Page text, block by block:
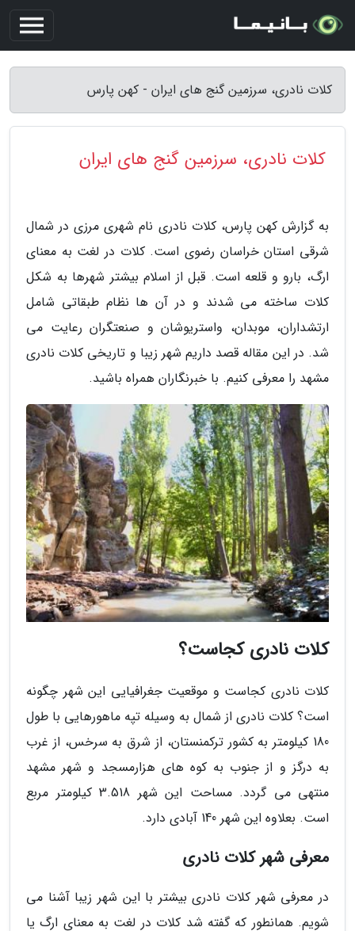
کلات نادری، سرزمین گنج های ایران - کهن پارس
کلات نادری، سرزمین گنج های ایران
به گزارش کهن پارس، کلات نادری نام شهری مرزی در شمال
شرقی استان خراسان رضوی است. کلات در لغت به معنای
ارگ، بارو و قلعه است. قبل از اسلام بیشتر شهرها به شکل
کلات ساخته می شدند و در آن ها نظام طبقاتی شامل
ارتشداران، موبدان، واستریوشان و صنعتگران رعایت می
شد. در این مقاله قصد داریم شهر زیبا و تاریخی کلات نادری
مشهد را معرفی کنیم. با خبرنگاران همراه باشید.
کلات نادری کجاست؟
کلات نادری کجاست و موقعیت جغرافیایی این شهر چگونه
است؟ کلات نادری از شمال به وسیله تپه ماهورهایی با طول
180 کیلومتر به کشور ترکمنستان، از شرق به سرخس، از غرب
به درگز و از جنوب به کوه های هزارمسجد و شهر مشهد
منتهی می گردد. مساحت این شهر 3.518 کیلومتر مربع
است. بعلاوه این شهر 140 آبادی دارد.
معرفی شهر کلات نادری
در معرفی شهر کلات نادری بیشتر با این شهر زیبا آشنا می
شویم. همانطور که گفته شد کلات در لغت به معنای ارگ یا